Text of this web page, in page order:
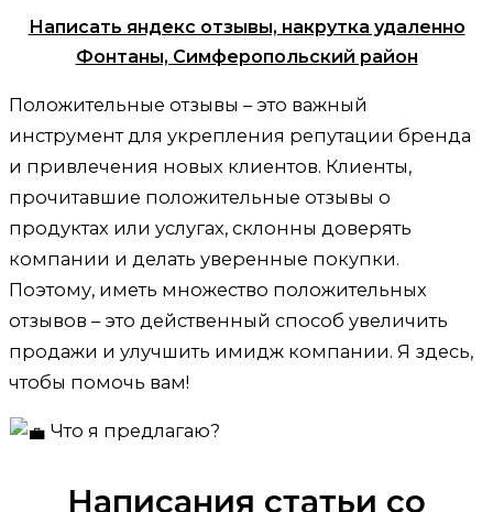
Написать яндекс отзывы, накрутка удаленно
Фонтаны, Симферопольский район
Положительные отзывы – это важный
инструмент для укрепления репутации бренда
и привлечения новых клиентов. Клиенты,
прочитавшие положительные отзывы о
продуктах или услугах, склонны доверять
компании и делать уверенные покупки.
Поэтому, иметь множество положительных
отзывов – это действенный способ увеличить
продажи и улучшить имидж компании. Я здесь,
чтобы помочь вам!
Что я предлагаю?
Написания статьи со